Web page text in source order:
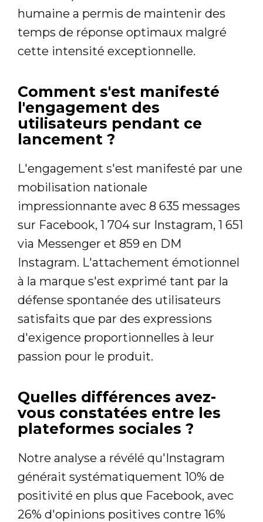
humaine a permis de maintenir des
temps de réponse optimaux malgré
cette intensité exceptionnelle.
Comment s'est manifesté
l'engagement des
utilisateurs pendant ce
lancement ?
L'engagement s'est manifesté par une
mobilisation nationale
impressionnante avec 8 635 messages
sur Facebook, 1 704 sur Instagram, 1 651
via Messenger et 859 en DM
Instagram. L'attachement émotionnel
à la marque s'est exprimé tant par la
défense spontanée des utilisateurs
satisfaits que par des expressions
d'exigence proportionnelles à leur
passion pour le produit.
Quelles différences avez-
vous constatées entre les
plateformes sociales ?
Notre analyse a révélé qu'Instagram
générait systématiquement 10% de
positivité en plus que Facebook, avec
26% d'opinions positives contre 16%